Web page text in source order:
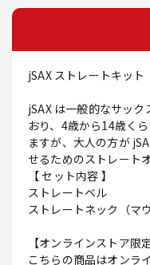
jSAX ストレートキット
jSAX は一般的なサッ
おり、4歳から14歳く
ますが、大人の方が
せるためのストレート
【 セット内容 】
ストレートベル
ストレートネック（マ
【オンラインストア限
こちらの商品はオンラ